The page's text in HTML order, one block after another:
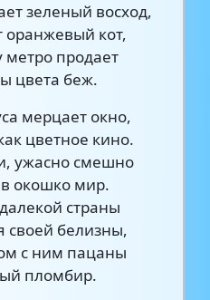
зеленый восход,
оранжевый кот,
метро продает
цвета беж.
мерцает окно,
цветное кино.
ужасно смешно
окошко мир.
страны
своей белизны,
с ним пацаны
пломбир.